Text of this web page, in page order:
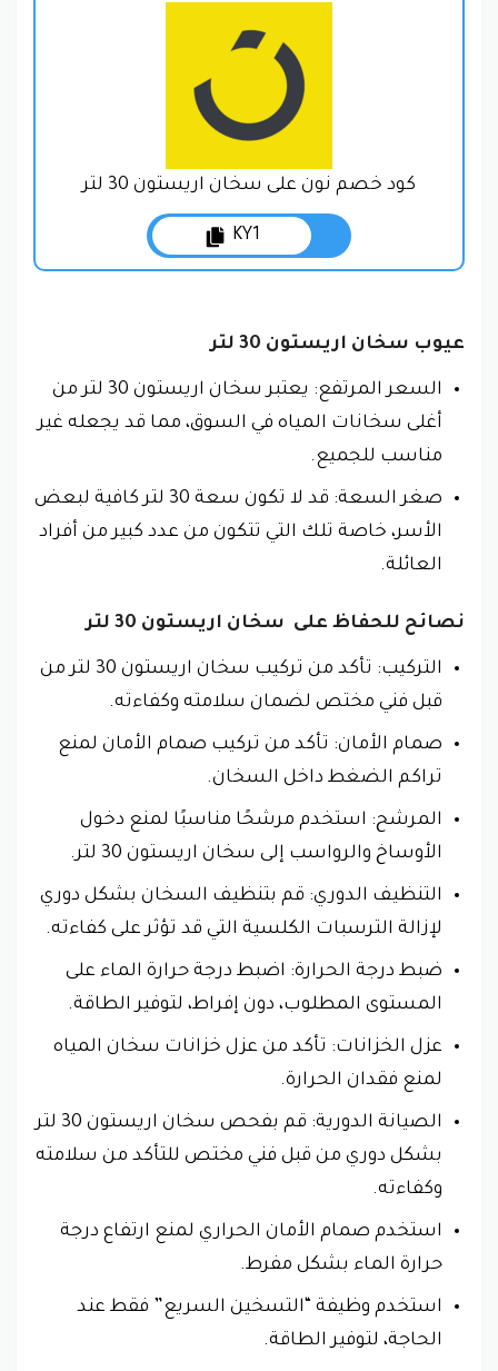
كود خصم نون على سخان اريستون 30 لتر
KY1
عيوب سخان اريستون 30 لتر
السعر المرتفع: يعتبر سخان اريستون 30 لتر من
أغلى سخانات المياه في السوق، مما قد يجعله غير
مناسب للجميع.
صغر السعة: قد لا تكون سعة 30 لتر كافية لبعض
الأسر، خاصة تلك التي تتكون من عدد كبير من أفراد
العائلة.
نصائح للحفاظ على سخان اريستون 30 لتر
التركيب: تأكد من تركيب سخان اريستون 30 لتر من
قبل فني مختص لضمان سلامته وكفاءته.
صمام الأمان: تأكد من تركيب صمام الأمان لمنع
تراكم الضغط داخل السخان.
المرشح: استخدم مرشحًا مناسبًا لمنع دخول
الأوساخ والرواسب إلى سخان اريستون 30 لتر.
التنظيف الدوري: قم بتنظيف السخان بشكل دوري
لإزالة الترسبات الكلسية التي قد تؤثر على كفاءته.
ضبط درجة الحرارة: اضبط درجة حرارة الماء على
المستوى المطلوب، دون إفراط، لتوفير الطاقة.
عزل الخزانات: تأكد من عزل خزانات سخان المياه
لمنع فقدان الحرارة.
الصيانة الدورية: قم بفحص سخان اريستون 30 لتر
بشكل دوري من قبل فني مختص للتأكد من سلامته
وكفاءته.
استخدم صمام الأمان الحراري لمنع ارتفاع درجة
حرارة الماء بشكل مفرط.
استخدم وظيفة “التسخين السريع” فقط عند
الحاجة، لتوفير الطاقة.